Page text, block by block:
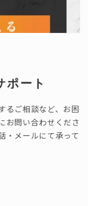
ポート
るご相談など、お困
お問い合わせくださ
・メールにて承って